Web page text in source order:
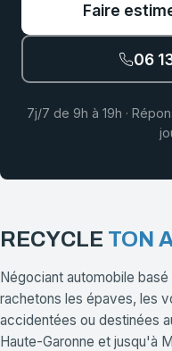
Faire
06
7j/7 de 9h à 19h ·
RECYCLE TON
Négociant automobile basé
rachetons les épaves, les
accidentées ou destinées
Haute-Garonne et jusqu'à